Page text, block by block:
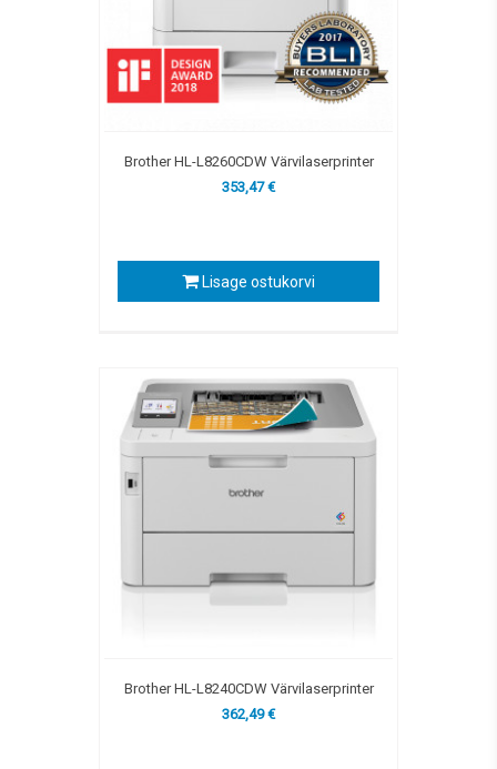
Brother HL-L8260CDW Värvilaserprinter
353,47 €
Lisage ostukorvi
Brother HL-L8240CDW Värvilaserprinter
362,49 €